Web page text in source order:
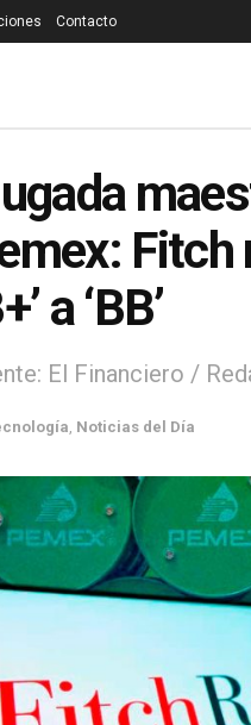
Contacto
a ‘BB’
El Financiero /
Noticias del Día